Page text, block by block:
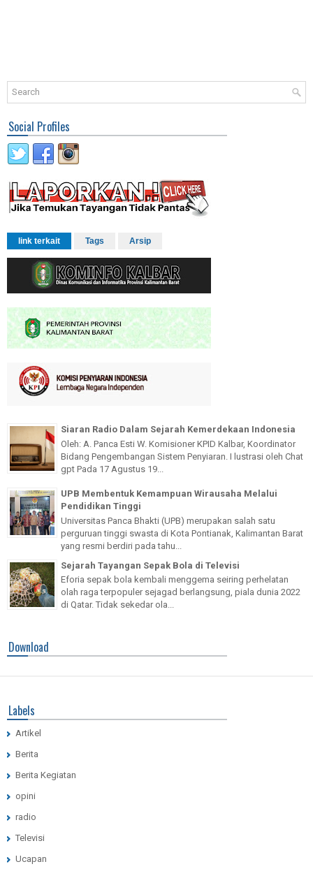
Social Profiles
link terkait Tags Arsip
Siaran Radio Dalam Sejarah Kemerdekaan Indonesia
Oleh: A. Panca Esti W. Komisioner KPID Kalbar, Koordinator
Bidang Pengembangan Sistem Penyiaran. I lustrasi oleh Chat
gpt Pada 17 Agustus 19...
UPB Membentuk Kemampuan Wirausaha Melalui
Pendidikan Tinggi
Universitas Panca Bhakti (UPB) merupakan salah satu
perguruan tinggi swasta di Kota Pontianak, Kalimantan Barat
yang resmi berdiri pada tahu...
Sejarah Tayangan Sepak Bola di Televisi
Eforia sepak bola kembali menggema seiring perhelatan
olah raga terpopuler sejagad berlangsung, piala dunia 2022
di Qatar. Tidak sekedar ola...
Download
Labels
Artikel
Berita
Berita Kegiatan
opini
radio
Televisi
Ucapan